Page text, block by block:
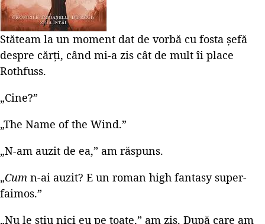
Stăteam la un moment dat de vorbă cu fosta șefă
despre cărți, când mi-a zis cât de mult îi place
Rothfuss.
„Cine?”
„The Name of the Wind.”
„N-am auzit de ea,” am răspuns.
„Cum n-ai auzit? E un roman high fantasy super-
faimos.”
„Nu le știu nici eu pe toate,” am zis. După care am